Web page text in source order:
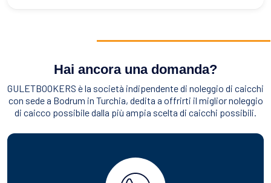
Hai ancora una domanda?
GULETBOOKERS è la società indipendente di noleggio di caicchi
con sede a Bodrum in Turchia, dedita a offrirti il miglior noleggio
di caicco possibile dalla più ampia scelta di caicchi possibili.